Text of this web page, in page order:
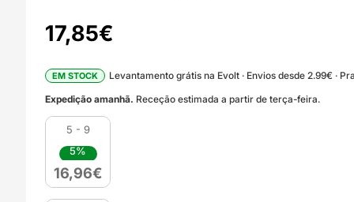
17,85€
EM STOCK
Levantamento grátis na Evolt · Envios desde 2.99€ ·
Expedição amanhã. Receção estimada a partir de terça-feira.
5 - 9
5%
16,96€